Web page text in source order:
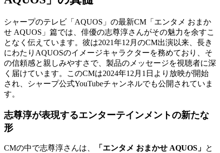
シャープのテレビ「AQUOS」の最新CM「エンタメ おまか
せ AQUOS」篇では、俳優の志尊淳さんがその魅力を余すこ
となく伝えています。彼は2021年12月のCM出演以来、長き
にわたりAQUOSのイメージキャラクターを務めており、そ
の信頼感と親しみやすさで、製品のメッセージを視聴者に深
く届けています。このCMは2024年12月1日より放映が開始
され、シャープ公式YouTubeチャンネルでも公開されていま
す。
志尊淳が表現するエンターテインメントの新たな
形
CMの中で志尊淳さんは、 「エンタメ おまかせ AQUOS」 と